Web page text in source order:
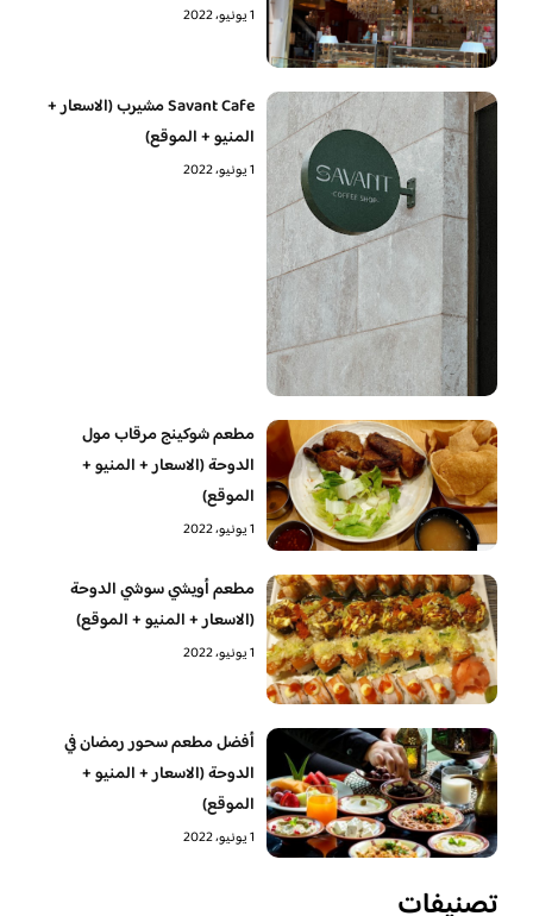
1 يونيو، 2022
Savant Cafe مشيرب (الاسعار +
المنيو + الموقع)
1 يونيو، 2022
مطعم شوكينج مرقاب مول
الدوحة (الاسعار + المنيو +
الموقع)
1 يونيو، 2022
مطعم أويشي سوشي الدوحة
(الاسعار + المنيو + الموقع)
1 يونيو، 2022
أفضل مطعم سحور رمضان في
الدوحة (الاسعار + المنيو +
الموقع)
1 يونيو، 2022
تصنيفات